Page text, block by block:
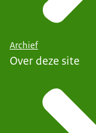
Archief
Over deze site